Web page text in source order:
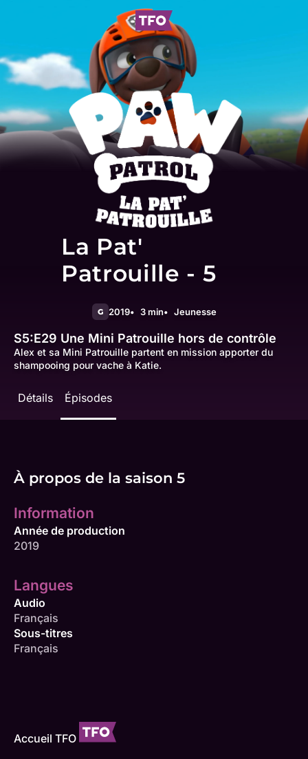
La Pat'
Patrouille - 5
G 2019 3 min Jeunesse
S5:E29 Une Mini Patrouille hors de contrôle
Alex et sa Mini Patrouille partent en mission apporter du
shampooing pour vache à Katie.
Détails Épisodes
À propos de la saison 5
Information
Année de production
2019
Langues
Audio
Français
Sous-titres
Français
Accueil TFO